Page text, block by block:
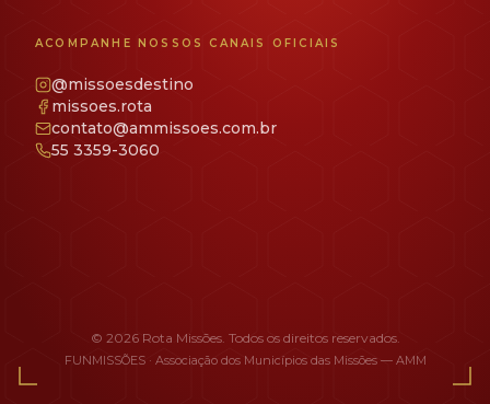
ACOMPANHE NOSSOS CANAIS OFICIAIS
@missoesdestino
missoes.rota
contato@ammissoes.com.br
55 3359-3060
© 2026 Rota Missões. Todos os direitos reservados.
FUNMISSÕES · Associação dos Municípios das Missões — AMM